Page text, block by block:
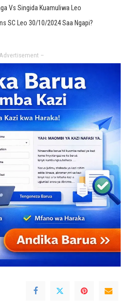
Vs Singida Kuamuliwa Leo
SC Leo 30/10/2024 Saa Ngapi?
–